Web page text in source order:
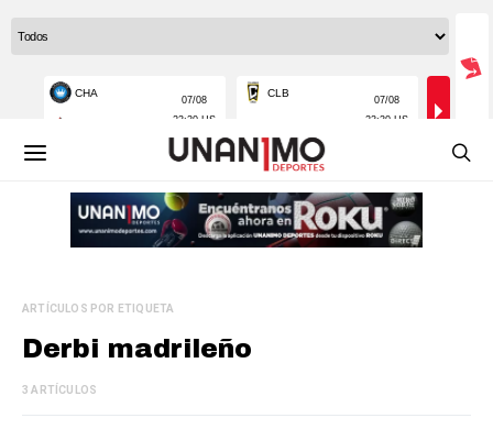
ARTÍCULOS POR ETIQUETA
Derbi madrileño
3 ARTÍCULOS